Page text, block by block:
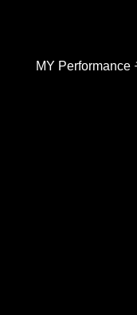
MY Performance